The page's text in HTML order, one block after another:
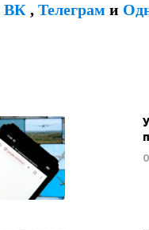
ВК , Телеграм и